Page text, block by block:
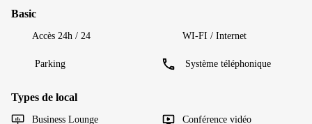
Basic
Accès 24h / 24 WI-FI / Internet
Parking Système téléphonique
Types de local
Business Lounge Conférence vidéo